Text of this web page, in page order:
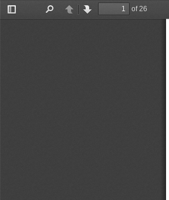
Toggle
PreviousNext
of 26